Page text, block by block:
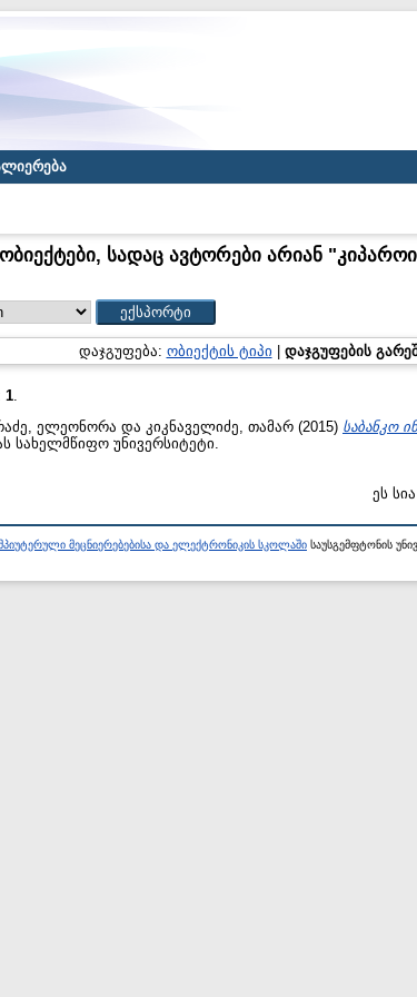
ობიექტები, სადაც ავტორები არიან "
დაჯგუფება: ობიექტის ტიპი დაჯგუფების
1.
ელეონორა და კიკნაველიძე, თამარ (2015) საბანკო
სახელმწიფო უნივერსიტეტი.
ეს
მეცნიერებებისა და ელექტრონიკის სკოლაში საუსგემფტონის